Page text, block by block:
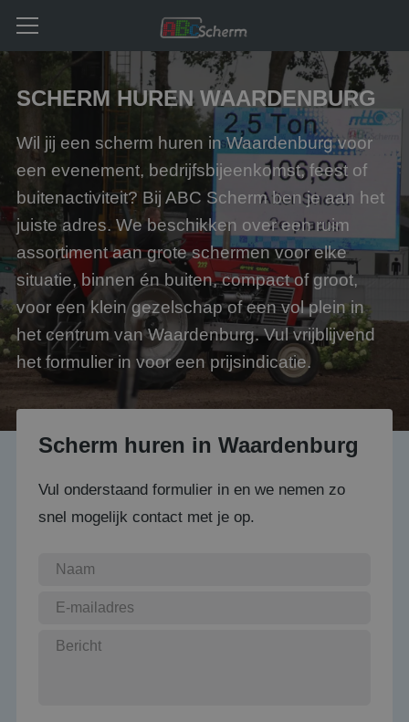
SCHERM HUREN WAARDENBURG
Wil jij een scherm huren in Waardenburg voor
een evenement, bedrijfsbijeenkomst, feest of
buitenactiviteit? Bij ABC Scherm ben je aan het
juiste adres. We beschikken over een ruim
assortiment aan grote schermen voor elke
situatie, binnen én buiten, compact of groot,
voor een klein gezelschap of een vol plein in
het centrum van Waardenburg. Vul vrijblijvend
het formulier in voor een prijsindicatie.
Scherm huren in Waardenburg
Vul onderstaand formulier in en we nemen zo
snel mogelijk contact met je op.